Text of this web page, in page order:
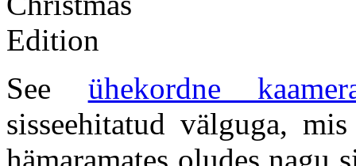
See ühekordne
sisseehitatud välguga,